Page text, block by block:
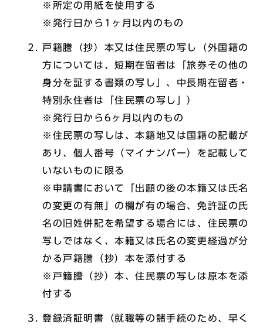
※所定の用紙を使用する
※発行日から1ヶ月以内のもの
戸籍謄（抄）本又は住民票の写し（外国籍の
方については、短期在留者は「旅券その他の
身分を証する書類の写し」、中長期在留者・
特別永住者は「住民票の写し」）
※発行日から6ヶ月以内のもの
※住民票の写しは、本籍地又は国籍の記載が
あり、個人番号（マイナンバー）を記載して
いないものに限る
※申請書において「出願の後の本籍又は氏名
の変更の有無」の欄が有の場合、免許証の氏
名の旧姓併記を希望する場合には、住民票の
写しではなく、本籍又は氏名の変更経過が分
かる戸籍謄（抄）本を添付する
※戸籍謄（抄）本、住民票の写しは原本を添
付する
登録済証明書（就職等の諸手続のため、早く